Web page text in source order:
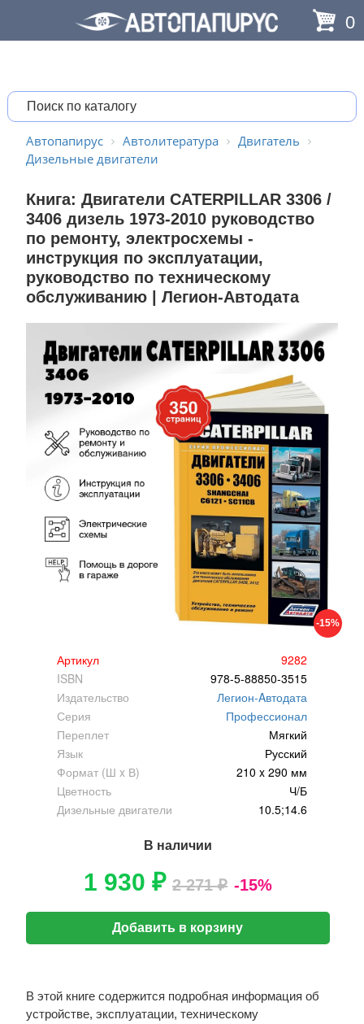
0
Автопапирус Автолитература
Двигатель
Дизельные двигатели
Книга: Двигатели CATERPILLAR 3306 /
3406 дизель 1973-2010 руководство
по ремонту, электросхемы -
инструкция по эксплуатации,
руководство по техническому
обслуживанию | Легион-Aвтодата
-15%
Артикул
9282
ISBN
978-5-88850-3515
Издательство
Легион-Aвтодата
Серия
Профессионал
Переплет
Мягкий
Язык
Русский
Формат (Ш x В)
210 x 290 мм
Цветность
Ч/Б
Дизельные двигатели
10.5;14.6
В наличии
1 930 ₽ 2 271 ₽ -15%
Добавить в корзину
В этой книге содержится подробная информация об
устройстве, эксплуатации, техническому